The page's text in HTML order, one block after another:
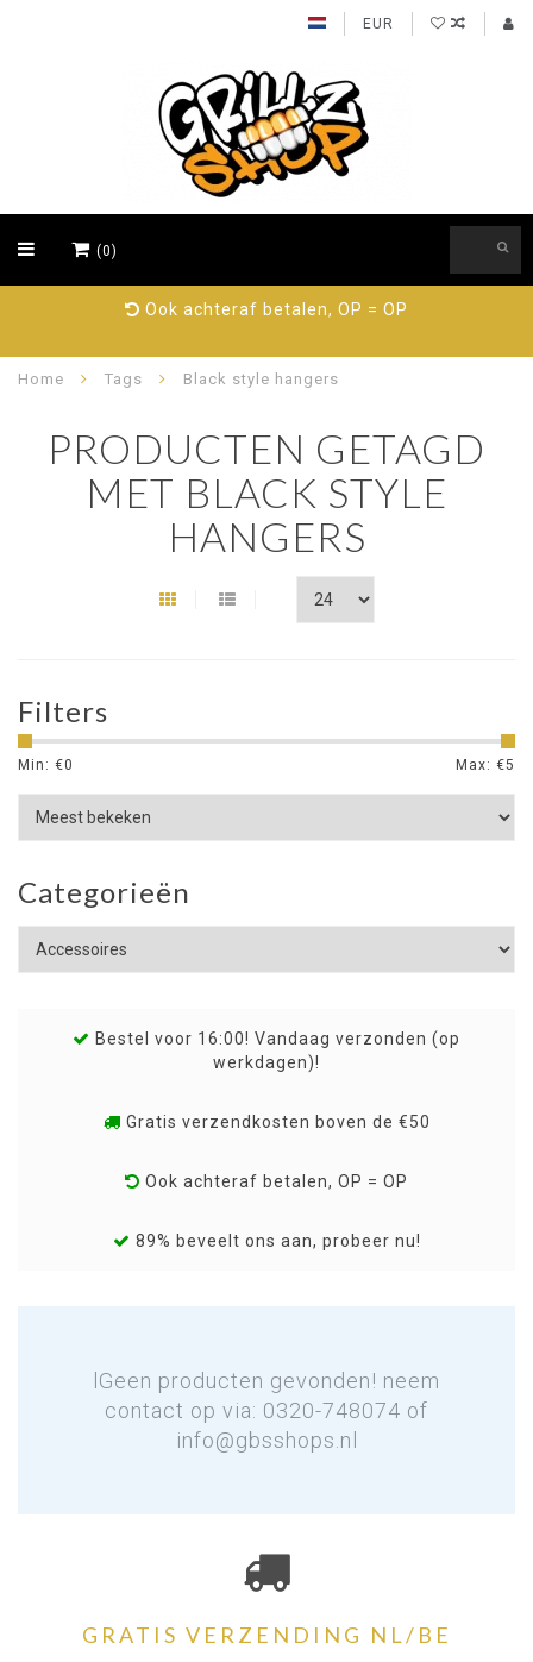
EUR
(0)
Ook achteraf betalen, OP = OP
Home Tags Black style hangers
PRODUCTEN GETAGD
MET BLACK STYLE
HANGERS
Filters
Min: €0 Max: €5
Categorieën
Bestel voor 16:00! Vandaag verzonden (op
werkdagen)!
Gratis verzendkosten boven de €50
Ook achteraf betalen, OP = OP
89% beveelt ons aan, probeer nu!
lGeen producten gevonden! neem
contact op via: 0320-748074 of
info@gbsshops.nl
GRATIS VERZENDING NL/BE